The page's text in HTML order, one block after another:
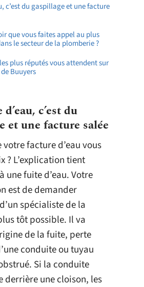
c’est du gaspillage et une facture
que vous faites appel au plus
le secteur de la plomberie ?
plus réputés vous attendent sur
Buuyers
c’est du
et une facture salée
facture d’eau vous
? L’explication tient
une fuite d’eau. Votre
est de demander
spécialiste de la
tôt possible. Il va
de la fuite, perte
conduite ou tuyau
Si la conduite
derrière une cloison, les